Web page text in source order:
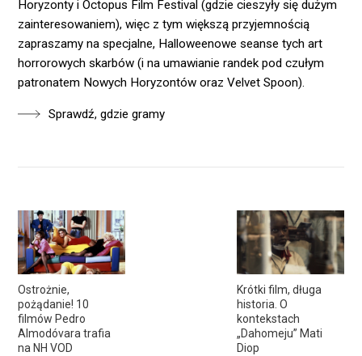
Ostrożnie,
pożądanie! 10
filmów Pedro
Almodóvara trafia
na NH VOD
Krótki film, długa
historia. O
kontekstach
„Dahomeju” Mati
Diop
Horyzonty i Octopus Film Festival (gdzie cieszyły się dużym
zainteresowaniem), więc z tym większą przyjemnością
zapraszamy na specjalne, Halloweenowe seanse tych art
horrorowych skarbów (i na umawianie randek pod czułym
patronatem Nowych Horyzontów oraz Velvet Spoon).
Sprawdź, gdzie gramy